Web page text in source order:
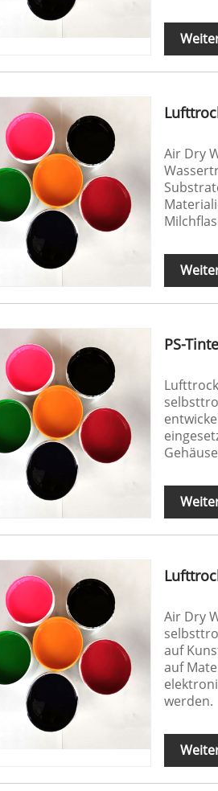
Air Dry
PS-
Air Dry
auf
auf
werden.